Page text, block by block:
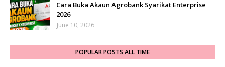
Cara Buka Akaun Agrobank Syarikat Enterprise
2026
June 10, 2026
POPULAR POSTS ALL TIME